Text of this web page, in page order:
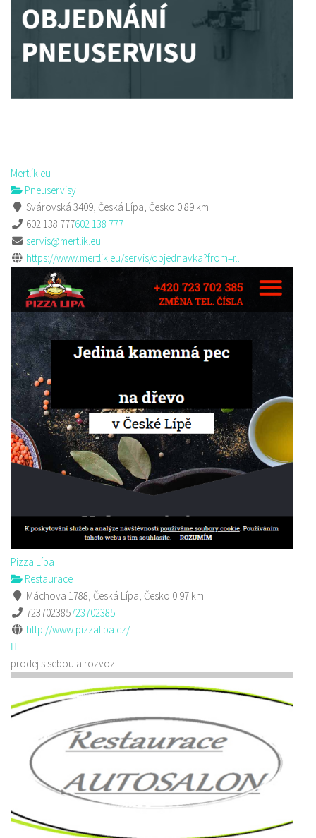
Mertlík.eu
Pneuservisy
Svárovská 3409, Česká Lípa, Česko 0.89 km
602 138 777602 138 777
servis@mertlik.eu
https://www.mertlik.eu/servis/objednavka?from=r...
Pizza Lípa
Restaurace
Máchova 1788, Česká Lípa, Česko 0.97 km
723702385723702385
http://www.pizzalipa.cz/
prodej s sebou a rozvoz